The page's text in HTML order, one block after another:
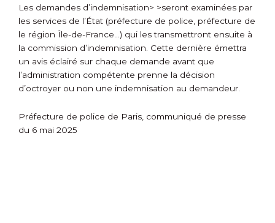
Les demandes d’indemnisation> >seront examinées par
les services de l’État (préfecture de police, préfecture de
le région Île-de-France…) qui les transmettront ensuite à
la commission d’indemnisation. Cette dernière émettra
un avis éclairé sur chaque demande avant que
l’administration compétente prenne la décision
d’octroyer ou non une indemnisation au demandeur.
Préfecture de police de Paris, communiqué de presse
du 6 mai 2025